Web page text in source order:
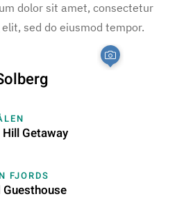
dolor sit amet, consectetur
sed do eiusmod tempor.
Hill Getaway
FJORDS
Guesthouse